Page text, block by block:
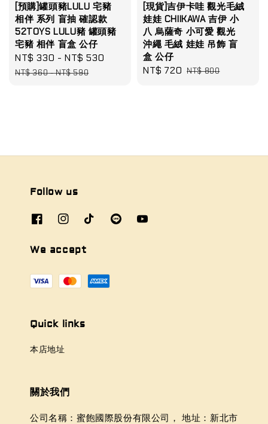
[預購]罐頭豬LULU 宅豬
相伴 系列 盲抽 確認款
52TOYS LULU豬 罐頭豬
宅豬 相伴 盲盒 公仔
Sale
price
NT$ 330 -NT$ 530
Regular
NT$ 360-NT$ 590
[現貨]吉伊卡哇 觀光毛絨
娃娃 CHIIKAWA 吉伊 小
八 烏薩奇 小可愛 觀光
沖繩 毛絨 娃娃 吊飾 盲
盒 公仔
Sale
NT$ 720 Regular
NT$ 800
Follow us
We accept
Quick links
本店地址
關於我們
公司名稱：蜜飽國際股份有限公司， 地址：新北市